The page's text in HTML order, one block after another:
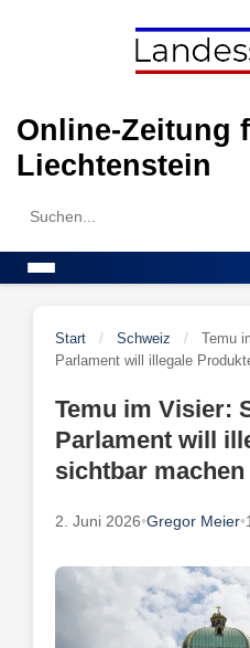
Online-Zeitung
Liechtenstein
Search
Start / Schweiz /
Temu
Parlament will illegale
Temu im Visier:
Parlament will
sichtbar machen
2. Juni 2026•Gregor Meier•